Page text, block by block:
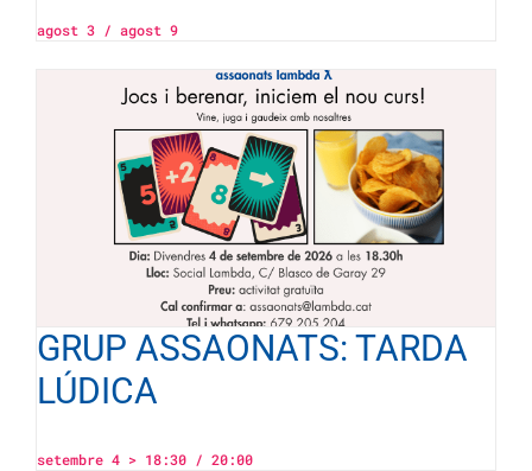
agost 3/ agost 9
GRUP ASSAONATS: TARDA
LÚDICA
setembre 4 > 18:30/ 20:00